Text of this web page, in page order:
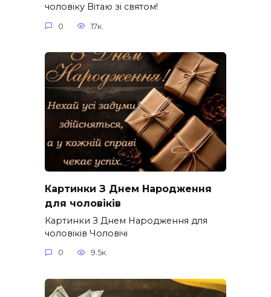
чоловіку Вітаю зі святом!
0 17к.
Картинки З Днем Народження
для чоловіків​
Картинки З Днем Народження для
чоловіків​ Чоловічі
0 9.5к.